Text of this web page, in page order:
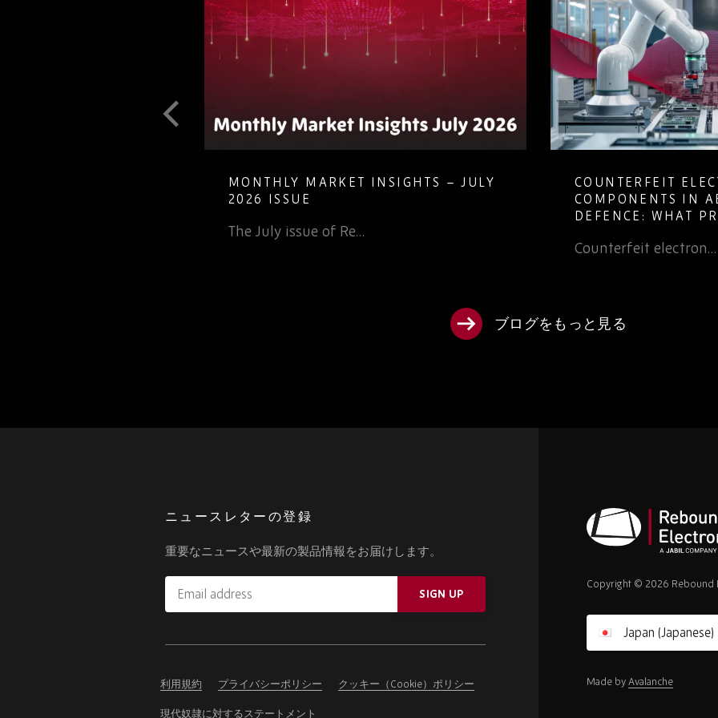
MONTHLY MARKET INSIGHTS – JULY
2026 ISSUE
The July issue of Re…
COUNTERFEIT
COMPONENTS IN
DEFENCE: WHAT
Counterfeit electron…
ブログをもっと見る
ニュースレターの登録
重要なニュースや最新の製品情報をお届けします。
Email
address
ignore
field
SIGN UP
利用規約 プライバシーポリシー クッキー（Cookie）ポリシー
現代奴隷に対するステートメント
Electronics
Copyright © 2026 Rebound
Made byAvalanche